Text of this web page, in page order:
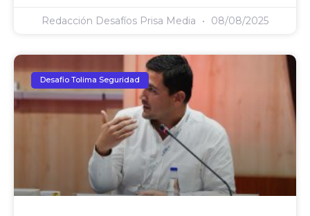
Redacción Desafíos Prisa Media 08/08/2025
Desafio Tolima Seguridad